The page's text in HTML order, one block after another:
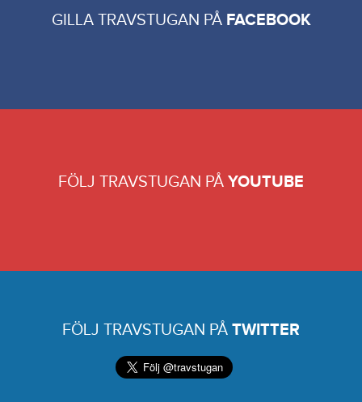
GILLA TRAVSTUGAN PÅ FACEBOOK
FÖLJ TRAVSTUGAN PÅ YOUTUBE
FÖLJ TRAVSTUGAN PÅ TWITTER